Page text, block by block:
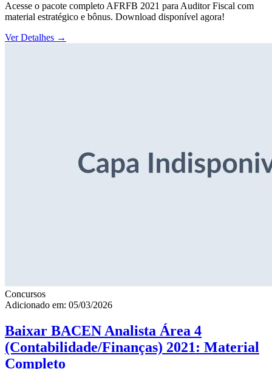
Acesse o pacote completo AFRFB 2021 para Auditor Fiscal com
material estratégico e bônus. Download disponível agora!
Ver Detalhes →
Concursos
Adicionado em: 05/03/2026
Baixar BACEN Analista Área 4
(Contabilidade/Finanças) 2021: Material
Completo